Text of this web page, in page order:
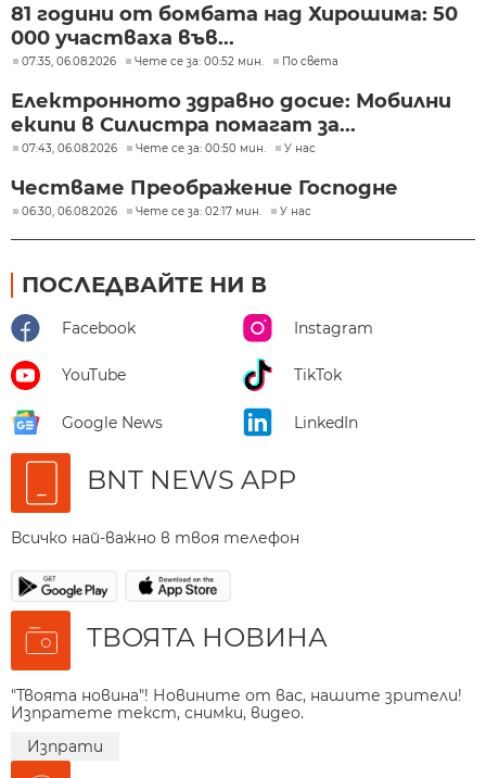
81 години от бомбата над Хирошима: 50
000 участваха във...
07:35, 06.08.2026 Чете се за: 00:52 мин. По света
Електронното здравно досие: Мобилни
екипи в Силистра помагат за...
07:43, 06.08.2026 Чете се за: 00:50 мин. У нас
Честваме Преображение Господне
06:30, 06.08.2026 Чете се за: 02:17 мин. У нас
ПОСЛЕДВАЙТЕ НИ В
Facebook Instagram
YouTube TikTok
Google News LinkedIn
BNT NEWS APP
Всичко най-важно в твоя телефон
ТВОЯТА НОВИНА
"Твоята новина"! Новините от вас, нашите зрители!
Изпратете текст, снимки, видео.
Изпрати